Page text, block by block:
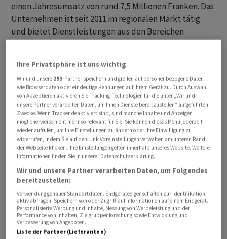
einen Jahresumsatz von rund 7,5 Millionen Franken. Das
Unternehmen ist seit 2011 im regionalen Markt tätig
und bietet Dienstleistungen aus den Bereichen
Geschäftsleitung und Firmenname bleiben unverändert.
Der nicht genannte Kaufpreis wird in bar und mittels
Namenaktien von Burkhalter beglichen. Zu diesem
Zweck werden rund 42'000 Namenaktien aus
genehmigtem Kapital unter Ausschluss des
Bezugsrechts der Aktionäre geschaffen.
Die Verkäuferschaft hat sich über eine Lock-up-
Vereinbarung verpflichtet, die aus dem Verkauf
erhaltenen Burkhalter-Namenaktien während zweier
Jahre nicht zu verkaufen.
Der erste Handelstag der neu geschaffenen
Ihre Privatsphäre ist uns wichtig
Wir und unsere 293-Partner speichern und greifen auf personenbezogene Daten
wie Browserdaten oder eindeutige Kennungen auf Ihrem Gerät zu. Durch Auswahl
von Akzeptieren aktivieren Sie Tracking-Technologien für die unter „Wir und
unsere Partner verarbeiten Daten, um Ihnen Dienste bereitzustellen“ aufgeführten
Zwecke. Wenn Tracker deaktiviert sind, sind manche Inhalte und Anzeigen
möglicherweise nicht mehr so relevant für Sie. Sie können dieses Menü jederzeit
wieder aufrufen, um Ihre Einstellungen zu ändern oder Ihre Einwilligung zu
widerrufen, indem Sie auf den Link Voreinstellungen verwalten am unteren Rand
der Webseite klicken. Ihre Einstellungen gelten innerhalb unseres Website. Weitere
Informationen finden Sie in unserer Datenschutzerklärung.
Wir und unsere Partner verarbeiten Daten, um Folgendes
bereitzustellen:
Verwendung genauer Standortdaten. Endgeräteeigenschaften zur Identifikation
aktiv abfragen. Speichern von oder Zugriff auf Informationen auf einem Endgerät.
Personalisierte Werbung und Inhalte, Messung von Werbeleistung und der
Performance von Inhalten, Zielgruppenforschung sowie Entwicklung und
Verbesserung von Angeboten.
Liste der Partner (Lieferanten)